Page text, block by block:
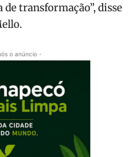
transformação”, disse
o anúncio -